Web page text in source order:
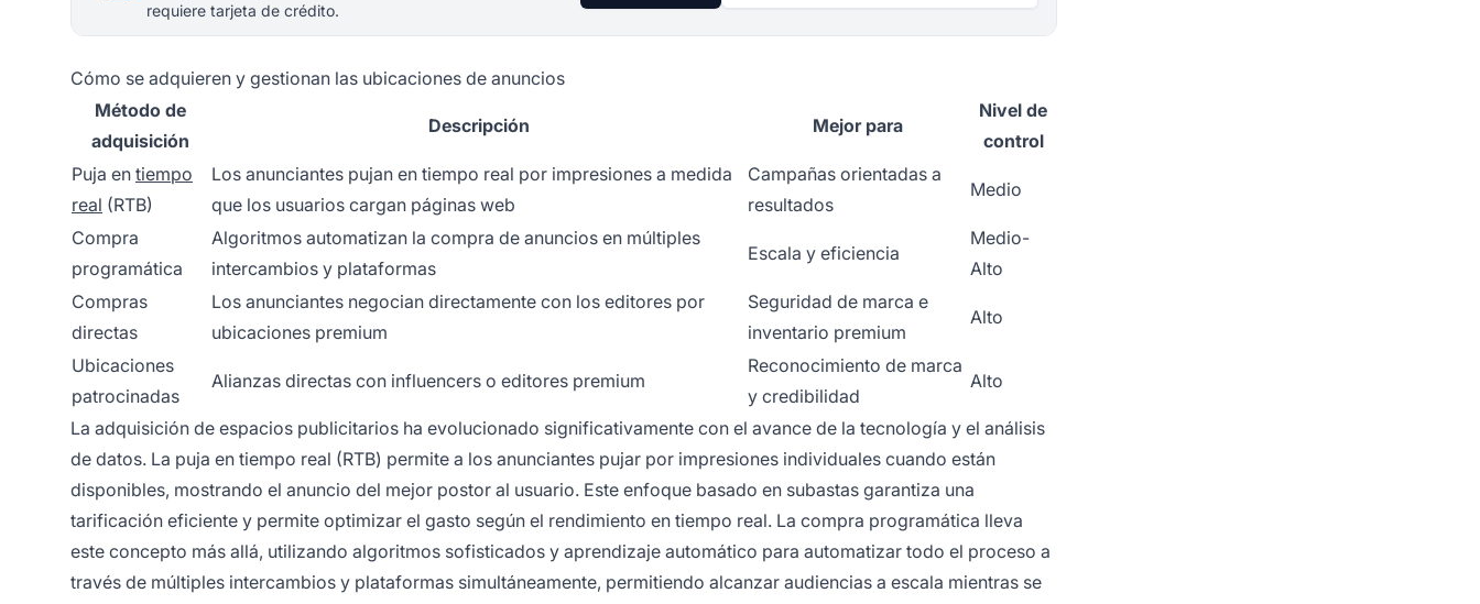
requiere tarjeta de crédito.
Cómo se adquieren y gestionan las ubicaciones de anuncios
Método de
adquisición
Descripción Mejor para
Nivel de
control
Puja en tiempo
real (RTB)
Los anunciantes pujan en tiempo real por impresiones a medida
que los usuarios cargan páginas web
Campañas orientadas a
resultados
Medio
Compra
programática
Algoritmos automatizan la compra de anuncios en múltiples
intercambios y plataformas
Escala y eficiencia
Medio-
Alto
Compras
directas
Los anunciantes negocian directamente con los editores por
ubicaciones premium
Seguridad de marca e
inventario premium
Alto
Ubicaciones
patrocinadas
Alianzas directas con influencers o editores premium
Reconocimiento de marca
y credibilidad
Alto
La adquisición de espacios publicitarios ha evolucionado significativamente con el avance de la tecnología y el análisis
de datos. La puja en tiempo real (RTB) permite a los anunciantes pujar por impresiones individuales cuando están
disponibles, mostrando el anuncio del mejor postor al usuario. Este enfoque basado en subastas garantiza una
tarificación eficiente y permite optimizar el gasto según el rendimiento en tiempo real. La compra programática lleva
este concepto más allá, utilizando algoritmos sofisticados y aprendizaje automático para automatizar todo el proceso a
través de múltiples intercambios y plataformas simultáneamente, permitiendo alcanzar audiencias a escala mientras se